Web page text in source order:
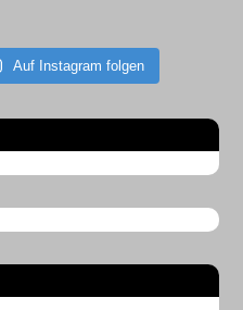
Auf Instagram folgen